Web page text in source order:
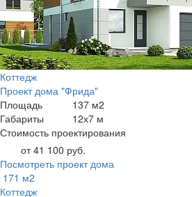
Коттедж
Проект дома "Фрида"
Площадь
137 м2
Габариты
12х7 м
Стоимость проектирования
от 41 100 руб.
Посмотреть проект дома
171 м2
Коттедж